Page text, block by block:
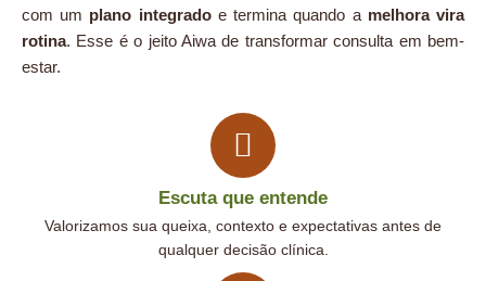
com um plano integradoe termina quando a melhora vira
rotina. Esse é o jeito Aiwa de transformar consulta em bem-
estar.
Escuta que entende
Valorizamos sua queixa, contexto e expectativas antes de
qualquer decisão clínica.